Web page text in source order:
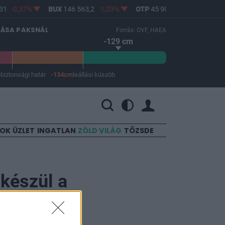
-0,37% BUX146 563,2 -1,03% OTP45 900
PAKSNÁL Forrás: OVF, HAEA
-129 cm
biztonsági határ -134cm leállási küszöb
ÜZLET INGATLAN ZÖLD VILÁG TŐZSDE
a